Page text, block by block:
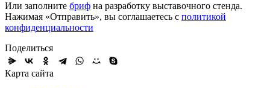
Или заполните бриф на разработку выставочного стенда.
Нажимая «Отправить», вы соглашаетесь с политикой
конфиденциальности
Поделиться
Карта сайта